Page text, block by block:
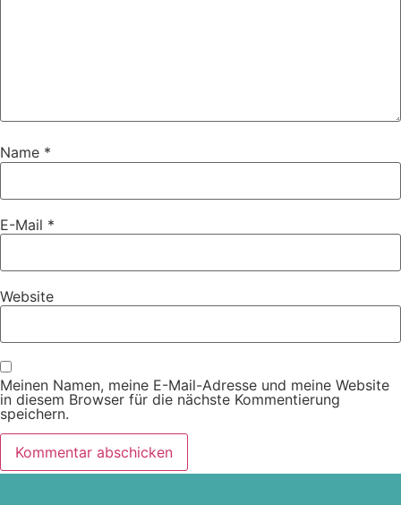
Name *
E-Mail *
Website
Meinen Namen, meine E-Mail-Adresse und meine Website
in diesem Browser für die nächste Kommentierung
speichern.